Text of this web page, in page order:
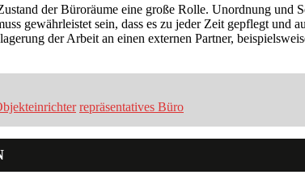
der Büroräume eine große Rolle. Unordnung und
gewährleistet sein, dass es zu jeder Zeit gepflegt
der Arbeit an einen externen Partner,
repräsentatives Büro